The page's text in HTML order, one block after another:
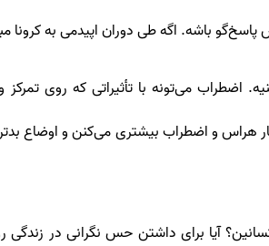
باشه. اگه طی دوران اپیدمی به کرونا
اضطراب می‌تونه با تأثیراتی که روی
و اضطراب بیشتری می‌کنن و اوضاع بدتر
آیا برای داشتن حس نگرانی در